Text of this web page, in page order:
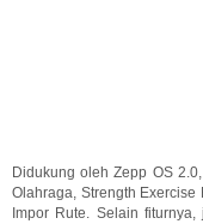
Didukung oleh Zepp OS
Olahraga, Strength
Impor Rute. Selain